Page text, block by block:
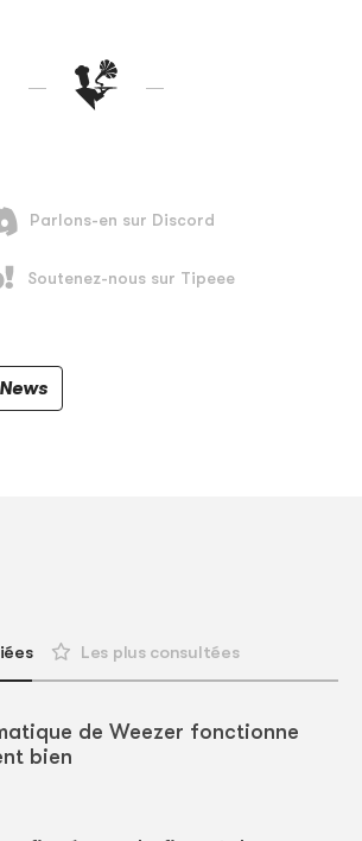
News
Les plus consultées
de Weezer fonctionne
bien